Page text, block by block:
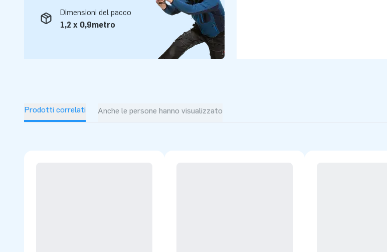
Dimensioni del pacco
1,2 x 0,9metro
Prodotti correlati Anche le persone hanno visualizzato